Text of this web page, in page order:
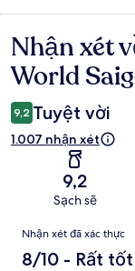
Nhận
xét
Nhận xét
World
9,2 Tuyệt vời
1.007 nhận xét
9,2
Sạch sẽ
Nhận
xét
Nhận xét đã xác thực
8/10 - Rất tốt